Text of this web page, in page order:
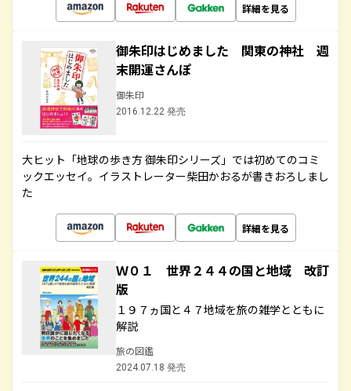
詳細を見る
御朱印はじめました 関東の神社 週
末開運さんぽ
御朱印
2016.12.22 発売
大ヒット「地球の歩き方 御朱印シリーズ」では初めてのコミ
ックエッセイ。イラストレーター柴田かおるが書きおろしまし
た
詳細を見る
Ｗ０１ 世界２４４の国と地域 改訂
版
１９７ヵ国と４７地域を旅の雑学とともに
解説
旅の図鑑
2024.07.18 発売